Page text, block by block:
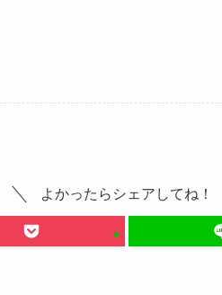
よかったらシェアしてね！